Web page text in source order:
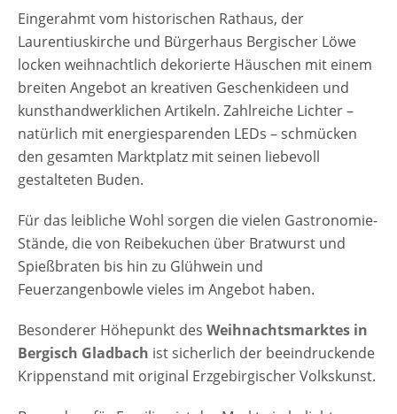
Eingerahmt vom historischen Rathaus, der
Laurentiuskirche und Bürgerhaus Bergischer Löwe
locken weihnachtlich dekorierte Häuschen mit einem
breiten Angebot an kreativen Geschenkideen und
kunsthandwerklichen Artikeln. Zahlreiche Lichter –
natürlich mit energiesparenden LEDs – schmücken
den gesamten Marktplatz mit seinen liebevoll
gestalteten Buden.
Für das leibliche Wohl sorgen die vielen Gastronomie-
Stände, die von Reibekuchen über Bratwurst und
Spießbraten bis hin zu Glühwein und
Feuerzangenbowle vieles im Angebot haben.
Besonderer Höhepunkt des Weihnachtsmarktes in
Bergisch Gladbach ist sicherlich der beeindruckende
Krippenstand mit original Erzgebirgischer Volkskunst.